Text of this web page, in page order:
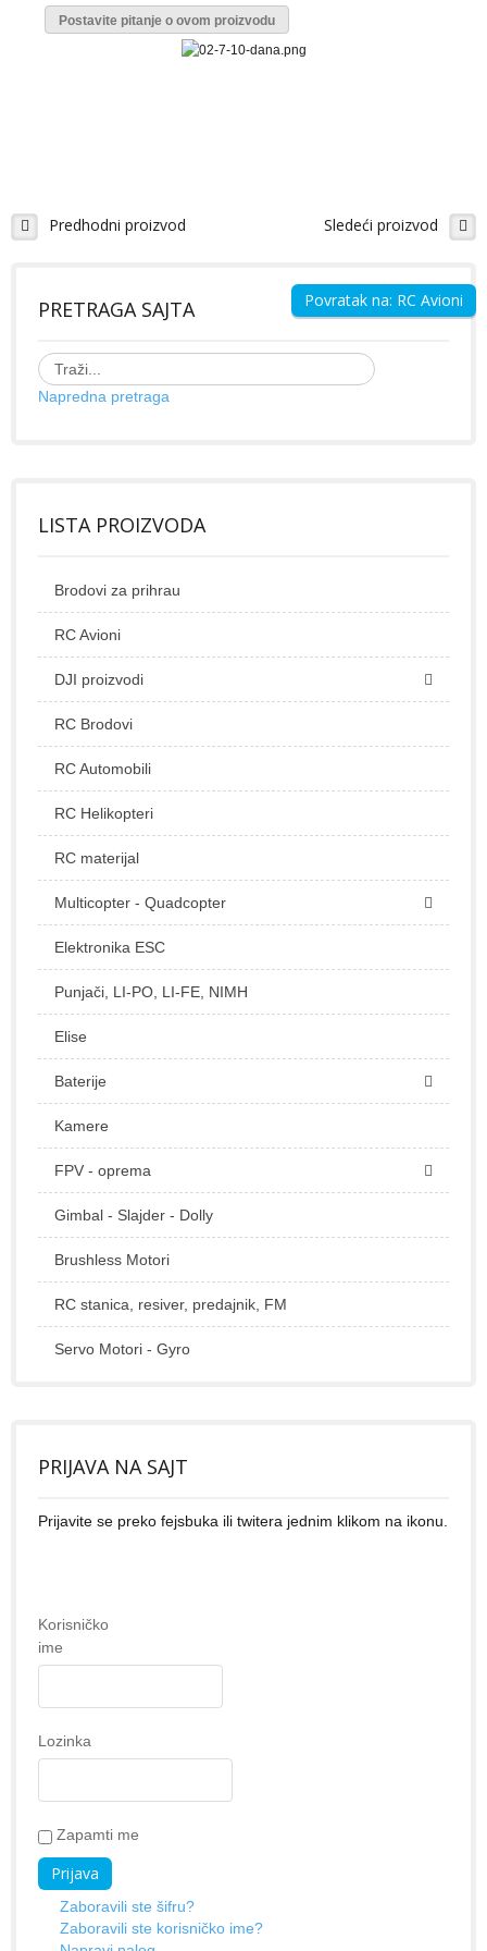
Galerija Slika
Galerija Slika
Ribolovački brodovi
KONTAKT
Postavite pitanje o ovom proizvodu
Predhodni proizvod Sledeći proizvod
Povratak na: RC Avioni
PRETRAGA SAJTA
Napredna pretraga
LISTA PROIZVODA
Brodovi za prihrau
RC Avioni
DJI proizvodi
RC Brodovi
RC Automobili
RC Helikopteri
RC materijal
Multicopter - Quadcopter
Elektronika ESC
Punjači, LI-PO, LI-FE, NIMH
Elise
Baterije
Kamere
FPV - oprema
Gimbal - Slajder - Dolly
Brushless Motori
RC stanica, resiver, predajnik, FM
Servo Motori - Gyro
PRIJAVA NA SAJT
Prijavite se preko fejsbuka ili twitera jednim klikom na ikonu.
Korisničko
ime
Lozinka
Zapamti me
Zaboravili ste šifru?
Zaboravili ste korisničko ime?